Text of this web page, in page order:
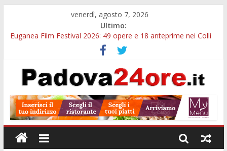
venerdì, agosto 7, 2026
Ultimo:
Euganea Film Festival 2026: 49 opere e 18 anteprime nei Colli
Slow Looking agli Eremitani: un’ora per osservare davvero
un’opera
Notizie di Padova alle ore 21: lavoratore morto, credito sul
Orto Botanico Padova: visite ed escursioni fino a settembre
Concorso Università di Padova: 5 funzionari, domande entro il
7 agosto